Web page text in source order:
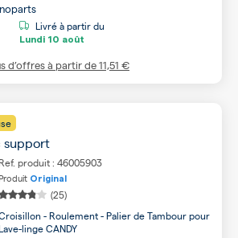
Livré à partir du
Lundi 10 août
d’offres à partir de11,51 €
support
Ref. produit : 46005903
Original
(25)
- Roulement - Palier de Tambour pour
linge CANDY